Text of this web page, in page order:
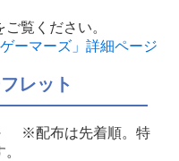
覧ください。
ーマーズ」詳細ページ
レット
※配布は先着順。特